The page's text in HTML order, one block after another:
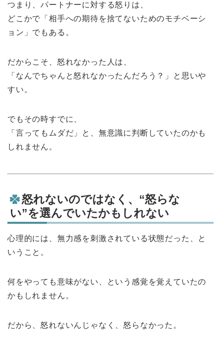
つまり、パートナーに対する怒りは、
どこかで「相手への期待を捨てないためのモチベーシ
ョン」でもある。
だからこそ、怒れなかった人は、
「なんでちゃんと怒れなかったんだろう？」と思いや
すい。
でもその時すでに、
「言ってもムダだ」と、無意識に判断していたのかも
しれません。
怒れないのではなく、“怒らな
い”を選んでいたかもしれない
心理的には、無力感を刺激されている状態だった、と
いうこと。
何をやっても意味がない、という感覚を覚えていたの
かもしれません。
だから、怒れないんじゃなく、怒らなかった。